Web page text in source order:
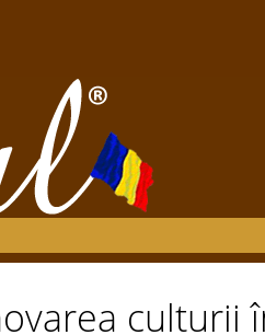
culturii